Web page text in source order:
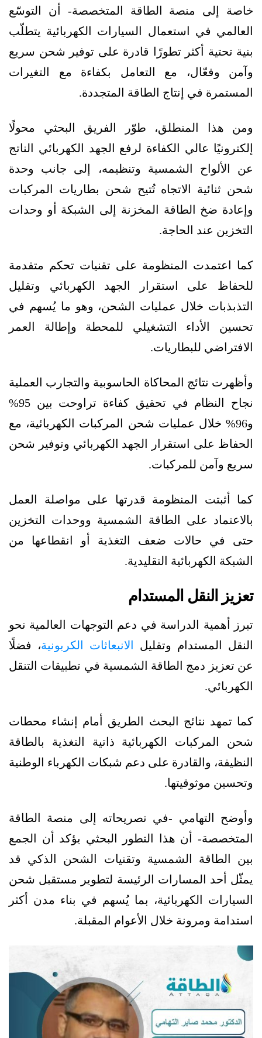
خاصة إلى منصة الطاقة المتخصصة- أن التوسّع
العالمي في استعمال السيارات الكهربائية يتطلّب
بنية تحتية أكثر تطورًا قادرة على توفير شحن سريع
وآمن وفعّال، مع التعامل بكفاءة مع التغيرات
المستمرة في إنتاج الطاقة المتجددة.
ومن هذا المنطلق، طوّر الفريق البحثي محولًا
إلكترونيًا عالي الكفاءة لرفع الجهد الكهربائي الناتج
عن الألواح الشمسية وتنظيمه، إلى جانب وحدة
شحن ثنائية الاتجاه تُتيح شحن بطاريات المركبات
وإعادة ضخ الطاقة المخزنة إلى الشبكة أو وحدات
التخزين عند الحاجة.
كما اعتمدت المنظومة على تقنيات تحكم متقدمة
للحفاظ على استقرار الجهد الكهربائي وتقليل
التذبذبات خلال عمليات الشحن، وهو ما يُسهم في
تحسين الأداء التشغيلي للمحطة وإطالة العمر
الافتراضي للبطاريات.
وأظهرت نتائج المحاكاة الحاسوبية والتجارب العملية
نجاح النظام في تحقيق كفاءة تراوحت بين 95%
و96% خلال عمليات شحن المركبات الكهربائية، مع
الحفاظ على استقرار الجهد الكهربائي وتوفير شحن
سريع وآمن للمركبات.
كما أثبتت المنظومة قدرتها على مواصلة العمل
بالاعتماد على الطاقة الشمسية ووحدات التخزين
حتى في حالات ضعف التغذية أو انقطاعها من
الشبكة الكهربائية التقليدية.
تعزيز النقل المستدام
تبرز أهمية الدراسة في دعم التوجهات العالمية نحو
النقل المستدام وتقليل الانبعاثات الكربونية، فضلًا
عن تعزيز دمج الطاقة الشمسية في تطبيقات التنقل
الكهربائي.
كما تمهد نتائج البحث الطريق أمام إنشاء محطات
شحن المركبات الكهربائية ذاتية التغذية بالطاقة
النظيفة، والقادرة على دعم شبكات الكهرباء الوطنية
وتحسين موثوقيتها.
وأوضح التهامي -في تصريحاته إلى منصة الطاقة
المتخصصة- أن هذا التطور البحثي يؤكد أن الجمع
بين الطاقة الشمسية وتقنيات الشحن الذكي قد
يمثّل أحد المسارات الرئيسة لتطوير مستقبل شحن
السيارات الكهربائية، بما يُسهم في بناء مدن أكثر
استدامة ومرونة خلال الأعوام المقبلة.